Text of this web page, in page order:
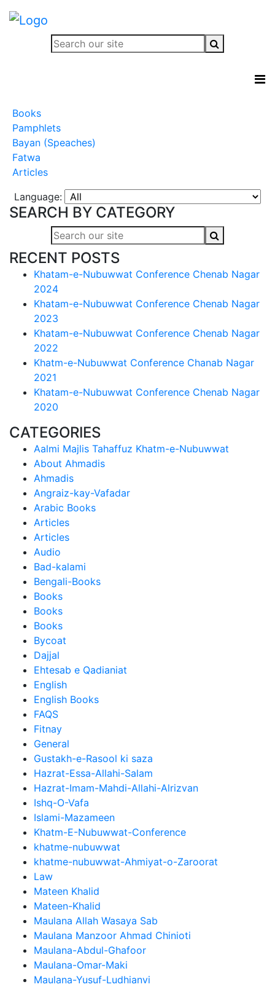
Books
Pamphlets
Bayan (Speaches)
Fatwa
Articles
Language:
SEARCH BY CATEGORY
RECENT POSTS
Khatam-e-Nubuwwat Conference Chenab Nagar
2024
Khatam-e-Nubuwwat Conference Chenab Nagar
2023
Khatam-e-Nubuwwat Conference Chenab Nagar
2022
Khatm-e-Nubuwwat Conference Chanab Nagar
2021
Khatam-e-Nubuwwat Conference Chenab Nagar
2020
CATEGORIES
Aalmi Majlis Tahaffuz Khatm-e-Nubuwwat
About Ahmadis
Ahmadis
Angraiz-kay-Vafadar
Arabic Books
Articles
Articles
Audio
Bad-kalami
Bengali-Books
Books
Books
Books
Bycoat
Dajjal
Ehtesab e Qadianiat
English
English Books
FAQS
Fitnay
General
Gustakh-e-Rasool ki saza
Hazrat-Essa-Allahi-Salam
Hazrat-Imam-Mahdi-Allahi-Alrizvan
Ishq-O-Vafa
Islami-Mazameen
Khatm-E-Nubuwwat-Conference
khatme-nubuwwat
khatme-nubuwwat-Ahmiyat-o-Zaroorat
Law
Mateen Khalid
Mateen-Khalid
Maulana Allah Wasaya Sab
Maulana Manzoor Ahmad Chinioti
Maulana-Abdul-Ghafoor
Maulana-Omar-Maki
Maulana-Yusuf-Ludhianvi